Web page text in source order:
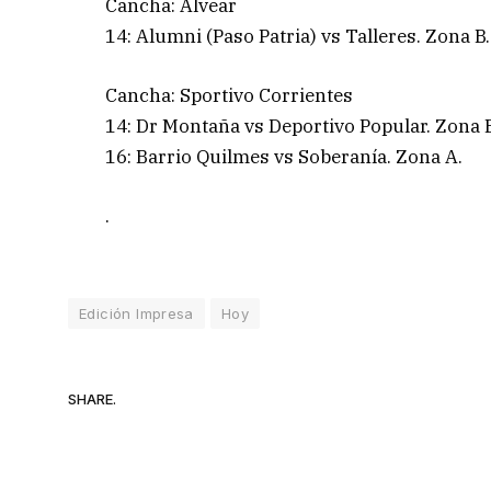
Cancha: Alvear
14: Alumni (Paso Patria) vs Talleres. Zona B.
Cancha: Sportivo Corrientes
14: Dr Montaña vs Deportivo Popular. Zona
16: Barrio Quilmes vs Soberanía. Zona A.
.
Edición Impresa Hoy
SHARE.